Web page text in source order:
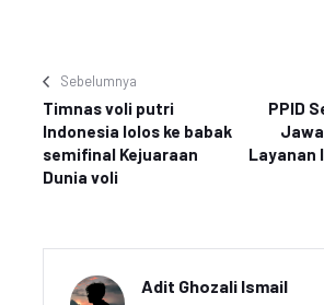
Sebelumnya
Timnas voli putri
Indonesia lolos ke babak
semifinal Kejuaraan
Dunia voli
PPID
Layanan
Adit Ghozali Ismail